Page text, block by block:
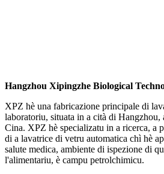
Hangzhou Xipingzhe Biological
XPZ hè una fabricazione principale di
laboratoriu, situata in a cità di
Cina. XPZ hè specializatu in a ricerca, a
di a lavatrice di vetru automatica chì hè
salute medica, ambiente di ispezione di
l'alimentariu, è campu petrolchimicu.